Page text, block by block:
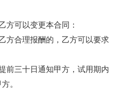
方可以变更本合同：
方合理报酬的，乙方可以要求
前三十日通知甲方，试用期内
。